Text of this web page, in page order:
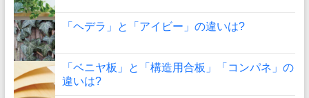
「ヘデラ」と「アイビー」の違いは?
「ベニヤ板」と「構造用合板」「コンパネ」の
違いは?